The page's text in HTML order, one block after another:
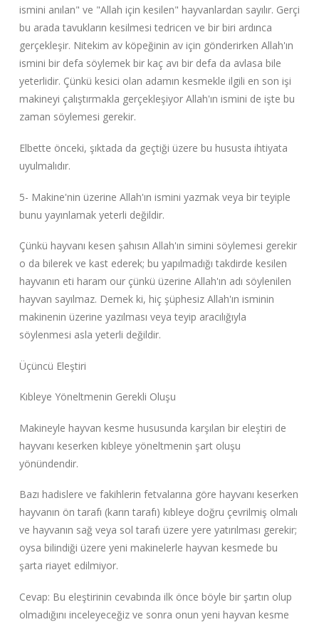
ismini anılan" ve "Allah için kesilen" hayvanlardan sayılır. Gerçi
bu arada tavukların kesilmesi tedricen ve bir biri ardınca
gerçekleşir. Nitekim av köpeğinin av için gönderirken Allah'ın
ismini bir defa söylemek bir kaç avı bir defa da avlasa bile
yeterlidir. Çünkü kesici olan adamın kesmekle ilgili en son işi
makineyi çalıştırmakla gerçekleşiyor Allah'ın ismini de işte bu
zaman söylemesi gerekir.
Elbette önceki, şıktada da geçtiği üzere bu hususta ihtiyata
uyulmalıdır.
5- Makine'nin üzerine Allah'ın ismini yazmak veya bir teyiple
bunu yayınlamak yeterli değildir.
Çünkü hayvanı kesen şahısın Allah'ın simini söylemesi gerekir
o da bilerek ve kast ederek; bu yapılmadığı takdirde kesilen
hayvanın eti haram our çünkü üzerine Allah'ın adı söylenilen
hayvan sayılmaz. Demek ki, hiç şüphesiz Allah'ın isminin
makinenin üzerine yazılması veya teyip aracılığıyla
söylenmesi asla yeterli değildir.
Üçüncü Eleştiri
Kıbleye Yöneltmenin Gerekli Oluşu
Makineyle hayvan kesme hususunda karşılan bir eleştiri de
hayvanı keserken kıbleye yöneltmenin şart oluşu
yönündendir.
Bazı hadislere ve fakihlerin fetvalarına göre hayvanı keserken
hayvanın ön tarafı (karın tarafı) kıbleye doğru çevrilmiş olmalı
ve hayvanın sağ veya sol tarafı üzere yere yatırılması gerekir;
oysa bilindiği üzere yeni makinelerle hayvan kesmede bu
şarta riayet edilmiyor.
Cevap: Bu eleştirinin cevabında ilk önce böyle bir şartın olup
olmadığını inceleyeceğiz ve sonra onun yeni hayvan kesme